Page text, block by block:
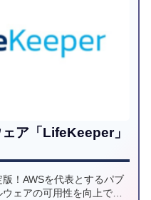
ア「LifeKeeper」
！AWSを代表とするパブ
ェアの可用性を向上でき